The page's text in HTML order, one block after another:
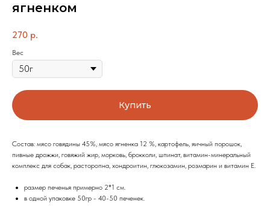
ягненком
270 р.
Вес
Купить
Состав: мясо говядины 45%, мясо ягненка 12 %, картофель, яичный порошок,
пивные дрожжи, говяжий жир, морковь, брокколи, шпинат, витамин-минеральный
комплекс для собак, расторопна, хондроитин, глюкозамин, розмарин и витамин Е.
размер печенья примерно 2*1 см.
в одной упаковке 50гр - 40-50 печенек.